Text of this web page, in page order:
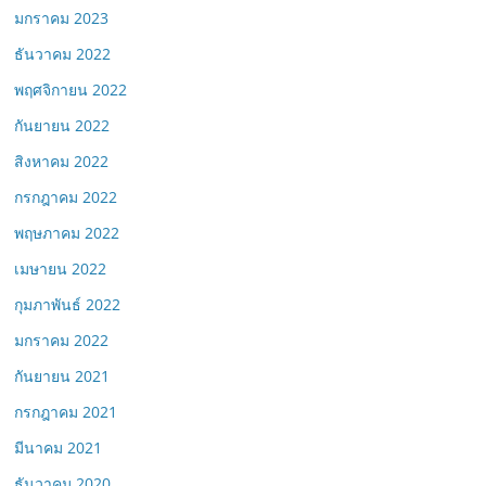
มกราคม 2023
ธันวาคม 2022
พฤศจิกายน 2022
กันยายน 2022
สิงหาคม 2022
กรกฎาคม 2022
พฤษภาคม 2022
เมษายน 2022
กุมภาพันธ์ 2022
มกราคม 2022
กันยายน 2021
กรกฎาคม 2021
มีนาคม 2021